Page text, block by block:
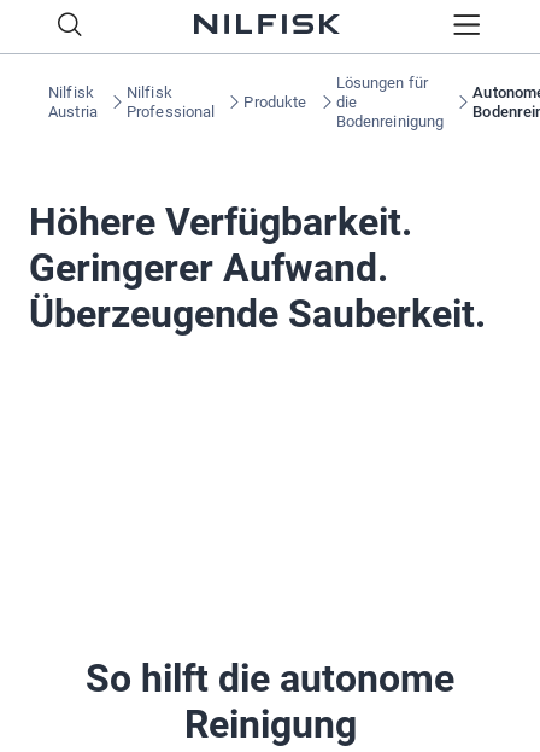
Nilfisk
Austria
Nilfisk
Professional
Produkte
Lösungen für
die
Bodenreinigung
Höhere Verfügbarkeit.
Geringerer Aufwand.
Überzeugende Sauberkeit.
So hilft die autonome
Reinigung